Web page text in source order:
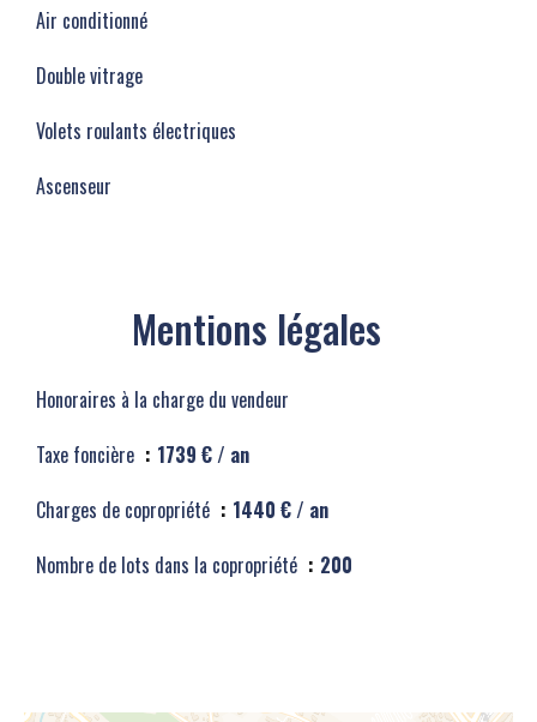
Air conditionné
Double vitrage
Volets roulants électriques
Ascenseur
Mentions légales
Honoraires à la charge du vendeur
Taxe foncière
1739 € / an
Charges de copropriété
1440 € / an
Nombre de lots dans la copropriété
200